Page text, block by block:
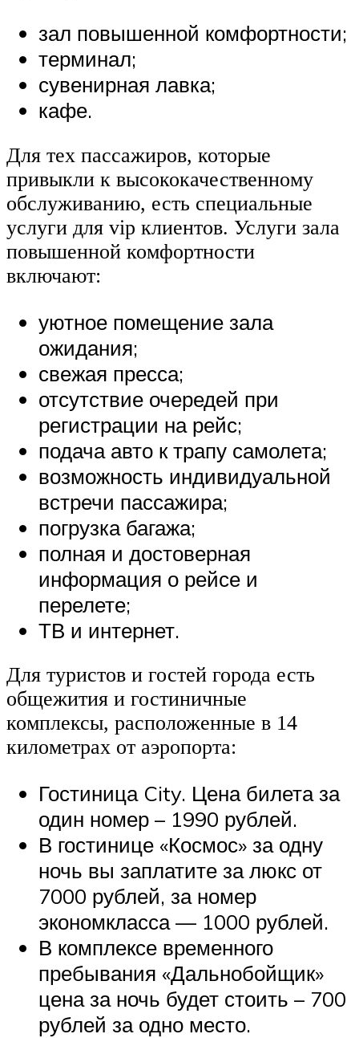
зал повышенной комфортности;
терминал;
сувенирная лавка;
кафе.
Для тех пассажиров, которые
привыкли к высококачественному
обслуживанию, есть специальные
услуги для vip клиентов. Услуги зала
повышенной комфортности
включают:
уютное помещение зала
ожидания;
свежая пресса;
отсутствие очередей при
регистрации на рейс;
подача авто к трапу самолета;
возможность индивидуальной
встречи пассажира;
погрузка багажа;
полная и достоверная
информация о рейсе и
перелете;
ТВ и интернет.
Для туристов и гостей города есть
общежития и гостиничные
комплексы, расположенные в 14
километрах от аэропорта:
Гостиница City. Цена билета за
один номер – 1990 рублей.
В гостинице «Космос» за одну
ночь вы заплатите за люкс от
7000 рублей, за номер
экономкласса — 1000 рублей.
В комплексе временного
пребывания «Дальнобойщик»
цена за ночь будет стоить – 700
рублей за одно место.